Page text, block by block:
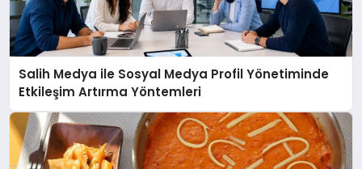
Salih Medya ile Sosyal Medya Profil Yönetiminde
Etkileşim Artırma Yöntemleri